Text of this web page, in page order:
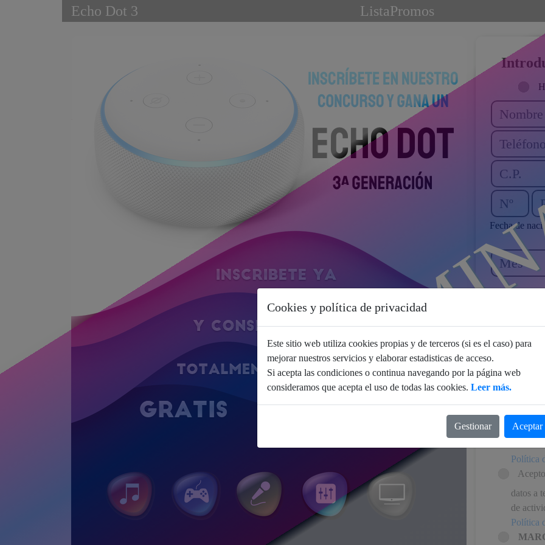
Echo Dot 3 ListaPromos
Fecha de
He
terceras
Política
datos a
de
Política
Cookies y política de privacidad
Este sitio web utiliza cookies propias y de terceros (si es el caso) para
mejorar nuestros servicios y elaborar estadisticas de acceso.
Si acepta las condiciones o continua navegando por la página web
consideramos que acepta el uso de todas las cookies. Leer más.
Gestionar Aceptar